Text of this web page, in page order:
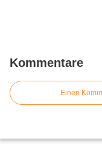
Kommentare
Einen